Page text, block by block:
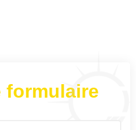
formulaire